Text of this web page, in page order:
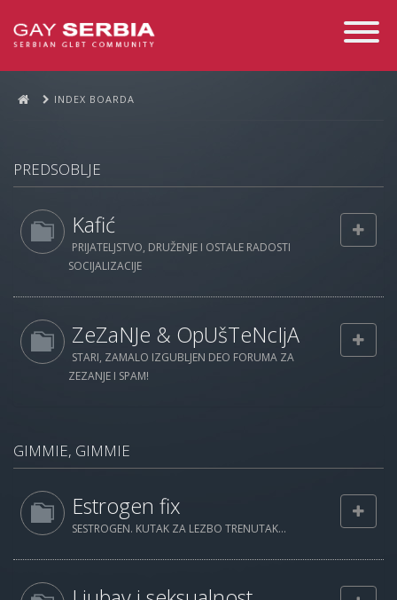
Toggle
INDEX BOARDA
PREDSOBLJE
Kafić
PRIJATELJSTVO, DRUŽENJE I OSTALE RADOSTI
SOCIJALIZACIJE
ZeZaNJe & OpUšTeNcIjA
STARI, ZAMALO IZGUBLJEN DEO FORUMA ZA
ZEZANJE I SPAM!
GIMMIE, GIMMIE
Estrogen fix
SESTROGEN. KUTAK ZA LEZBO TRENUTAK...